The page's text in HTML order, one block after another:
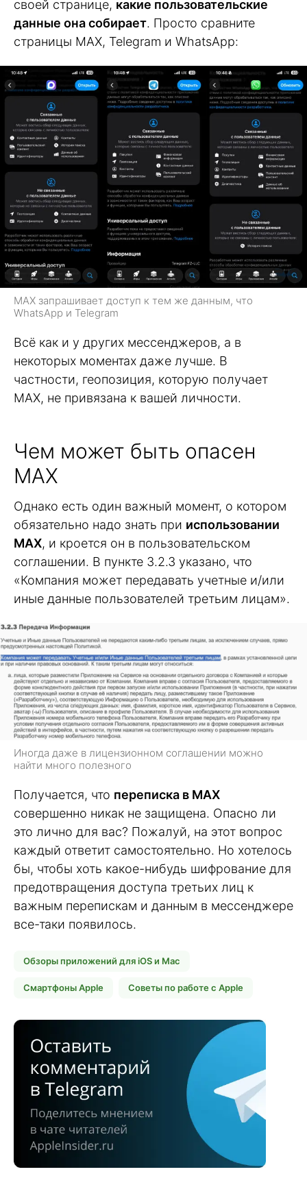
своей странице, какие пользовательские
данные она собирает. Просто сравните
страницы MAX, Telegram и WhatsApp:
MAX запрашивает доступ к тем же данным, что
WhatsApp и Telegram
Всё как и у других мессенджеров, а в
некоторых моментах даже лучше. В
частности, геопозиция, которую получает
MAX, не привязана к вашей личности.
Чем может быть опасен
MAX
Однако есть один важный момент, о котором
обязательно надо знать при использовании
MAX, и кроется он в пользовательском
соглашении. В пункте 3.2.3 указано, что
«Компания может передавать учетные и/или
иные данные пользователей третьим лицам».
Иногда даже в лицензионном соглашении можно
найти много полезного
Получается, что переписка в MAX
совершенно никак не защищена. Опасно ли
это лично для вас? Пожалуй, на этот вопрос
каждый ответит самостоятельно. Но хотелось
бы, чтобы хоть какое-нибудь шифрование для
предотвращения доступа третьих лиц к
важным перепискам и данным в мессенджере
все-таки появилось.
Обзоры приложений для iOS и Mac
Смартфоны Apple Советы по работе с Apple